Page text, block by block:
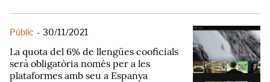
Públic - 30/11/2021
La quota del 6% de llengües cooficials
serà obligatòria només per a les
plataformes amb seu a Espanya